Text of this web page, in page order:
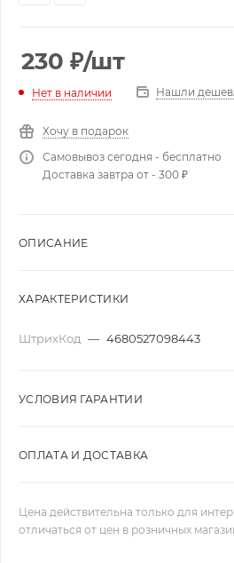
230 ₽/шт
Нет в наличии Нашли
Хочу в подарок
Самовывоз сегодня - бесплатно
Доставка завтра от - 300 ₽
ОПИСАНИЕ
ХАРАКТЕРИСТИКИ
ШтрихКод — 4680527098443
УСЛОВИЯ ГАРАНТИИ
ОПЛАТА И ДОСТАВКА
Цена действительна только для
отличаться от цен в розничных